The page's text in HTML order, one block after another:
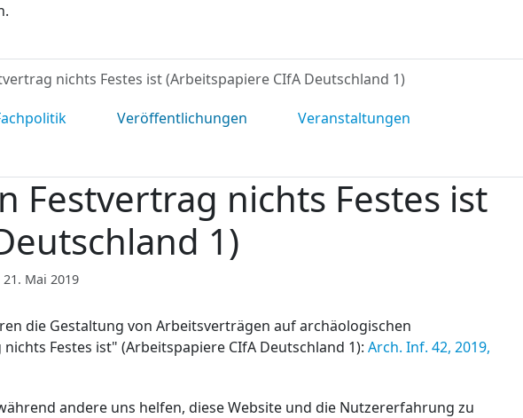
nichts Festes ist (Arbeitspapiere CIfA Deutschland 1)
Veröffentlichungen
Veranstaltungen
Festvertrag nichts Festes ist
1)
Mai 2019
die Gestaltung von Arbeitsverträgen auf archäologischen
Festes ist" (Arbeitspapiere CIfA Deutschland 1): Arch. Inf. 42, 2019,
andere uns helfen, diese Website und die Nutzererfahrung zu